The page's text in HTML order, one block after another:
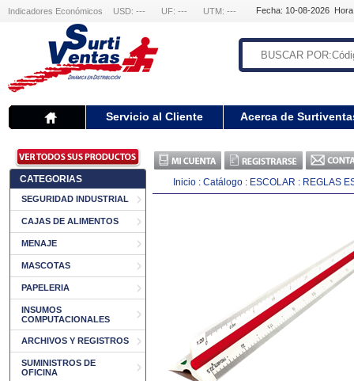
Indicadores Económicos USD: --- UF: --- UTM: --- Fecha: 10-08-2026
Servicio al Cliente Acerca de
CATEGORIAS
SEGURIDAD INDUSTRIAL
CAJAS DE ALIMENTOS
MENAJE
MASCOTAS
PAPELERIA
INSUMOS
COMPUTACIONALES
ARCHIVOS Y REGISTROS
SUMINISTROS DE
OFICINA
Inicio : Catálogo : ESCOLAR : REGLAS